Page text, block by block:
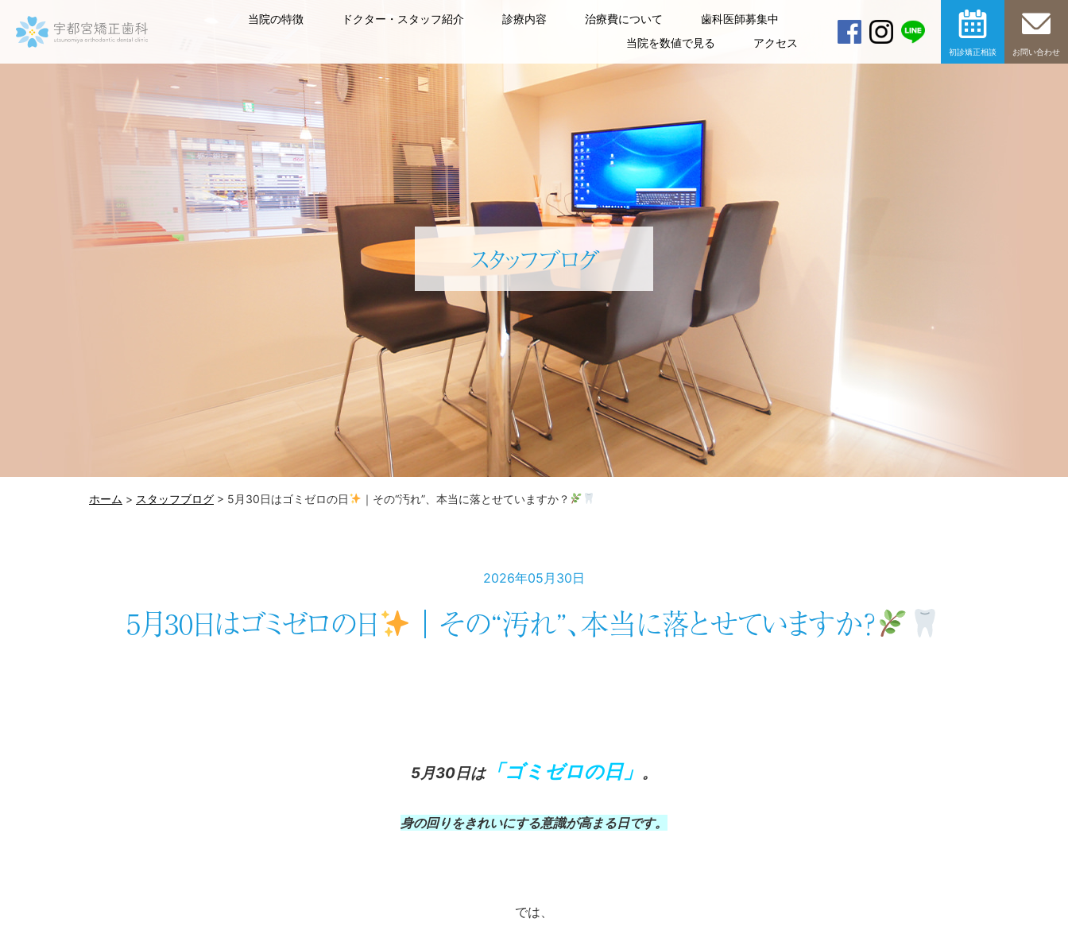
初診矯正相談 お問い合わせ
当院の特徴 ドクター・スタッフ紹介 診療内容 治療費について
歯科医師募集中
当院を数値で見る
アクセス
スタッフブログ
ホーム > スタッフブログ > 5月30日はゴミゼロの日 ｜その“汚れ”、本当に落とせていますか？
2026年05月30日
5月30日はゴミゼロの日 ｜その“汚れ”、本当に落とせていますか？
5月30日は「ゴミゼロの日」 。
身の回りをきれいにする意識が高まる日です。
では、